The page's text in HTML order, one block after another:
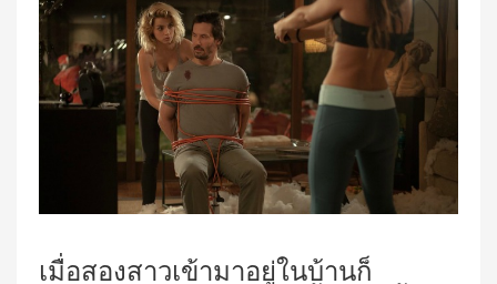
เมื่อสองสาวเข้ามาอยู่ในบ้านก็